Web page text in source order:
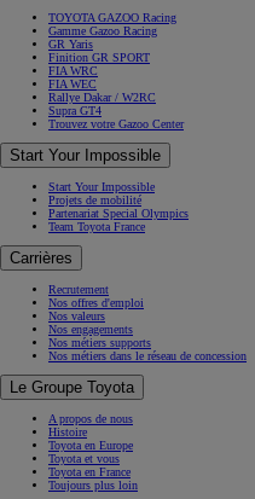
TOYOTA GAZOO Racing
Gamme Gazoo Racing
GR Yaris
Finition GR SPORT
FIA WRC
FIA WEC
Rallye Dakar / W2RC
Supra GT4
Trouvez votre Gazoo Center
Start Your Impossible
Start Your Impossible
Projets de mobilité
Partenariat Special Olympics
Team Toyota France
Carrières
Recrutement
Nos offres d'emploi
Nos valeurs
Nos engagements
Nos métiers supports
Nos métiers dans le réseau de concession
Le Groupe Toyota
A propos de nous
Histoire
Toyota en Europe
Toyota et vous
Toyota en France
Toujours plus loin